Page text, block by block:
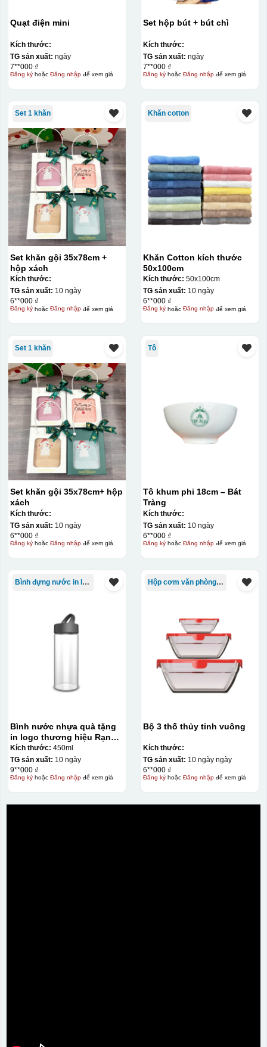
Hộp xi ly sứ
Quạt điện mini
Kích thước:
TG sản xuất: ngày
7**000 ₫
Đăng kýhoặc Đăng nhậpđể xem giá
Set hộp bút + bút chì
Kích thước:
TG sản xuất: ngày
7**000 ₫
Đăng kýhoặc Đăng nhậpđể xem giá
Set 1 khăn
Set khăn gội 35x78cm +
hộp xách
Kích thước:
TG sản xuất: 10 ngày
6**000 ₫
Đăng kýhoặc Đăng nhậpđể xem giá
Khăn cotton
Khăn Cotton kích thước
50x100cm
Kích thước: 50x100cm
TG sản xuất: 10 ngày
6**000 ₫
Đăng kýhoặc Đăng nhậpđể xem giá
Set 1 khăn
Set khăn gội 35x78cm+ hộp
xách
Kích thước:
TG sản xuất: 10 ngày
6**000 ₫
Đăng kýhoặc Đăng nhậpđể xem giá
Tô
Tô khum phi 18cm – Bát
Tràng
Kích thước:
TG sản xuất: 10 ngày
6**000 ₫
Đăng kýhoặc Đăng nhậpđể xem giá
Bình đựng nước in logo
Bình nước nhựa quà tặng
in logo thương hiệu Rạng
Đông 450ml KQ-BNN01
Kích thước: 450ml
TG sản xuất: 10 ngày
9**000 ₫
Đăng kýhoặc Đăng nhậpđể xem giá
Hộp cơm văn phòng Trung Quốc
Bộ 3 thố thủy tinh vuông
Kích thước:
TG sản xuất: 10 ngày ngày
6**000 ₫
Đăng kýhoặc Đăng nhậpđể xem giá